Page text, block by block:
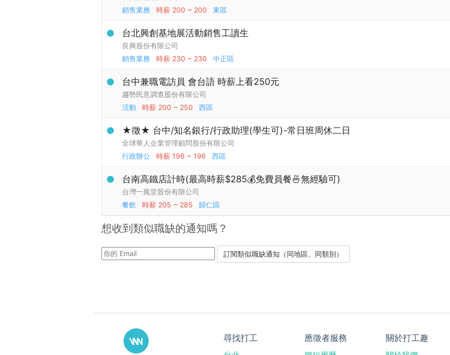
銷售業務
時薪 200 ~ 200 東區
台北興創基地展活動銷售工讀生
良興股份有限公司
銷售業務
時薪 230 ~ 230 中正區
台中兼職電訪員 會台語 時薪上看250元
趨勢民意調查股份有限公司
活動
時薪 200 ~ 250 西區
★徵★ 台中/知名銀行/行政助理(學生可)-常日班周休二日
全球華人企業管理顧問股份有限公司
行政辦公
時薪 196 ~ 196 西區
台南高鐵店計時(最高時薪$285💰免費員餐🍜無經驗可)
台灣一風堂股份有限公司
餐飲
時薪 205 ~ 285 歸仁區
想收到類似職缺的通知嗎？
尋找打工
應徵者服務
關於打工趣